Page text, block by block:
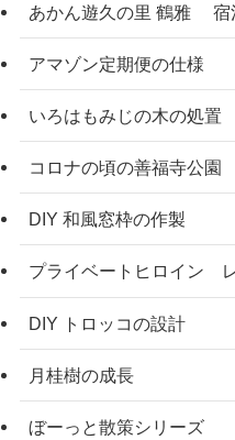
あかん遊久の里 鶴雅 宿
アマゾン定期便の仕様
いろはもみじの木の処置
コロナの頃の善福寺公園
DIY 和風窓枠の作製
プライベートヒロイン
DIY トロッコの設計
月桂樹の成長
ぼーっと散策シリーズ